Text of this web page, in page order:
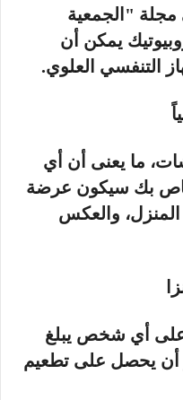
مجلة "الجمعية
يمكن أن
التنفسي العلوي.
ما يعنى أن أي
بك سيكون عرضة
والعكس
على أي شخص يبلغ
أن يحصل على تطعيم